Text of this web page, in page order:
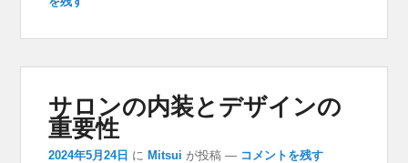
サロンの内装とデザインの
重要性
2024年5月24日 に Mitsui が投稿 — コメントを残す